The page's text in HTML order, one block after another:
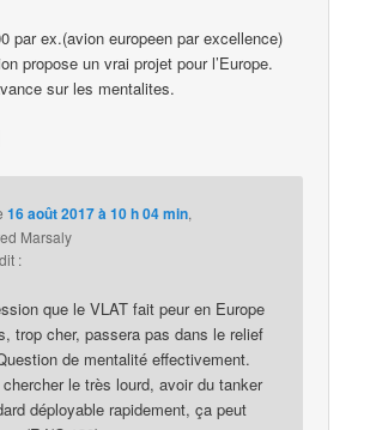
par ex.(avion europeen par excellence)
propose un vrai projet pour l’Europe.
sur les mentalites.
16 août 2017 à 10 h 04 min,
Marsaly
:
que le VLAT fait peur en Europe
trop cher, passera pas dans le relief
de mentalité effectivement.
le très lourd, avoir du tanker
déployable rapidement, ça peut